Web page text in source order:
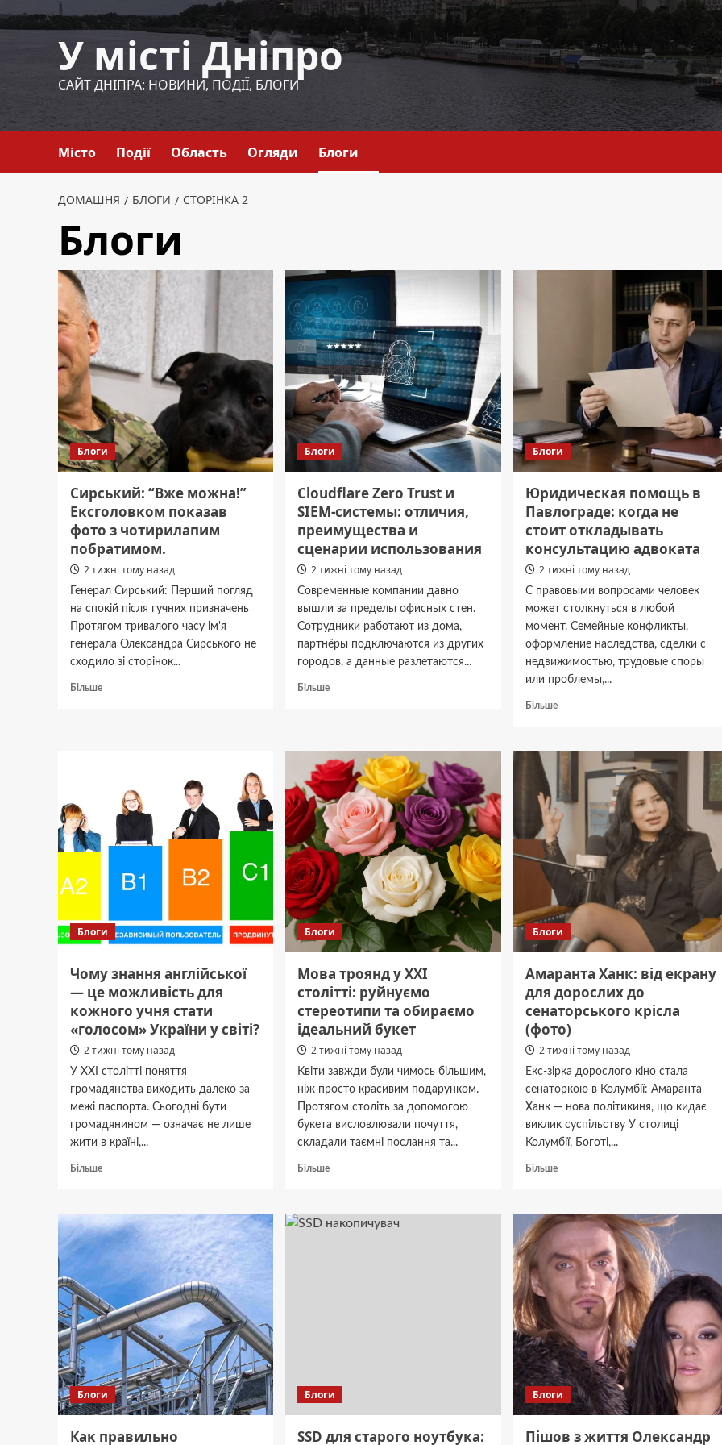
до
У місті Дніпро
САЙТ ДНІПРА: НОВИНИ, ПОДІЇ, БЛОГИ
Місто Події Область Огляди Блоги
ДОМАШНЯ БЛОГИ СТОРІНКА 2
Блоги
Блоги
Сирський: “Вже можна!”
Ексголовком показав
фото з чотирилапим
побратимом.
2 тижні тому назад
Генерал Сирський: Перший погляд
на спокій після гучних призначень
Протягом тривалого часу ім'я
генерала Олександра Сирського не
сходило зі сторінок...
БільшеДокладніше
фото
чотирилапим
побратимом.
Блоги
Cloudflare Zero Trust и
SIEM-системы: отличия,
преимущества и
сценарии использования
2 тижні тому назад
Современные компании давно
вышли за пределы офисных стен.
Сотрудники работают из дома,
партнёры подключаются из других
городов, а данные разлетаются...
БільшеДокладніше
и
SIEM-
системы:
отличия,
преимущества
и
сценарии
использования
Блоги
Юридическая помощь в
Павлограде: когда не
стоит откладывать
консультацию адвоката
2 тижні тому назад
С правовыми вопросами человек
может столкнуться в любой
момент. Семейные конфликты,
оформление наследства, сделки с
недвижимостью, трудовые споры
или проблемы,...
БільшеДокладніше
помощь
Павлограде:
не
стоит
откладывать
консультацию
адвоката
Блоги
Чому знання англійської
— це можливість для
кожного учня стати
«голосом» України у світі?
2 тижні тому назад
У XXI столітті поняття
громадянства виходить далеко за
межі паспорта. Сьогодні бути
громадянином — означає не лише
жити в країні,...
БільшеДокладніше
знання
англійської
кожного
учня
стати
«голосом»
України
у
світі?
Блоги
Мова троянд у XXI
столітті: руйнуємо
стереотипи та обираємо
ідеальний букет
2 тижні тому назад
Квіти завжди були чимось більшим,
ніж просто красивим подарунком.
Протягом століть за допомогою
букета висловлювали почуття,
складали таємні послання та...
БільшеДокладніше
троянд
у
Блоги
Амаранта Ханк: від екрану
для дорослих до
сенаторського крісла
(фото)
2 тижні тому назад
Екс-зірка дорослого кіно стала
сенаторкою в Колумбії: Амаранта
Ханк — нова політикиня, що кидає
виклик суспільству У столиці
Колумбії, Боготі,...
БільшеДокладніше
Ханк:
від
екрану
для
дорослих
сенаторського
крісла
(фото)
Блоги
Как правильно
Блоги
SSD для старого ноутбука:
Блоги
Пішов з життя Олександр